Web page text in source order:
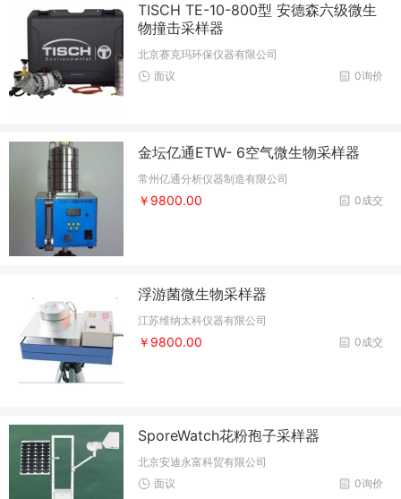
TISCH TE-10-800型 安德森六级微生
物撞击采样器
北京赛克玛环保仪器有限公司
0询价
面议
金坛亿通ETW- 6空气微生物采样器
常州亿通分析仪器制造有限公司
0成交
￥9800.00
浮游菌微生物采样器
江苏维纳太科仪器有限公司
0成交
￥9800.00
SporeWatch花粉孢子采样器
北京安迪永富科贸有限公司
0询价
面议